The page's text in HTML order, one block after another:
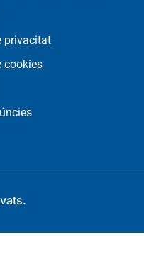
privacitat
cookies